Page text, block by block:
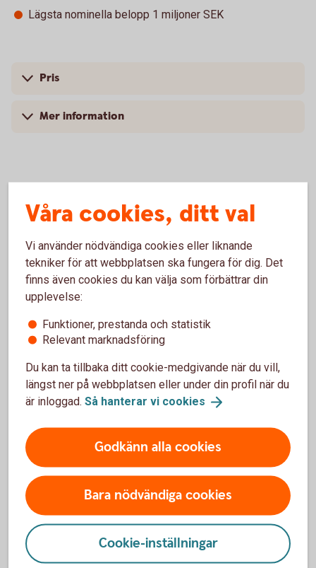
Lägsta nominella belopp 1 miljoner SEK
Pris
Mer information
Vanliga frågor och svar om FRA
Vem kan använda FRA’s?
Vilken löptid har FRA’s?
Vilket är det lägsta beloppet som kan handlas?
Ränteplaceringar
Bostadsobligationer
Certifikat
Våra cookies, ditt val
Vi använder nödvändiga cookies eller liknande
tekniker för att webbplatsen ska fungera för dig. Det
finns även cookies du kan välja som förbättrar din
upplevelse:
Funktioner, prestanda och statistik
Relevant marknadsföring
Du kan ta tillbaka ditt cookie-medgivande när du vill,
längst ner på webbplatsen eller under din profil när du
är inloggad. Så hanterar vi cookies
Godkänn alla cookies
Bara nödvändiga cookies
Cookie-inställningar